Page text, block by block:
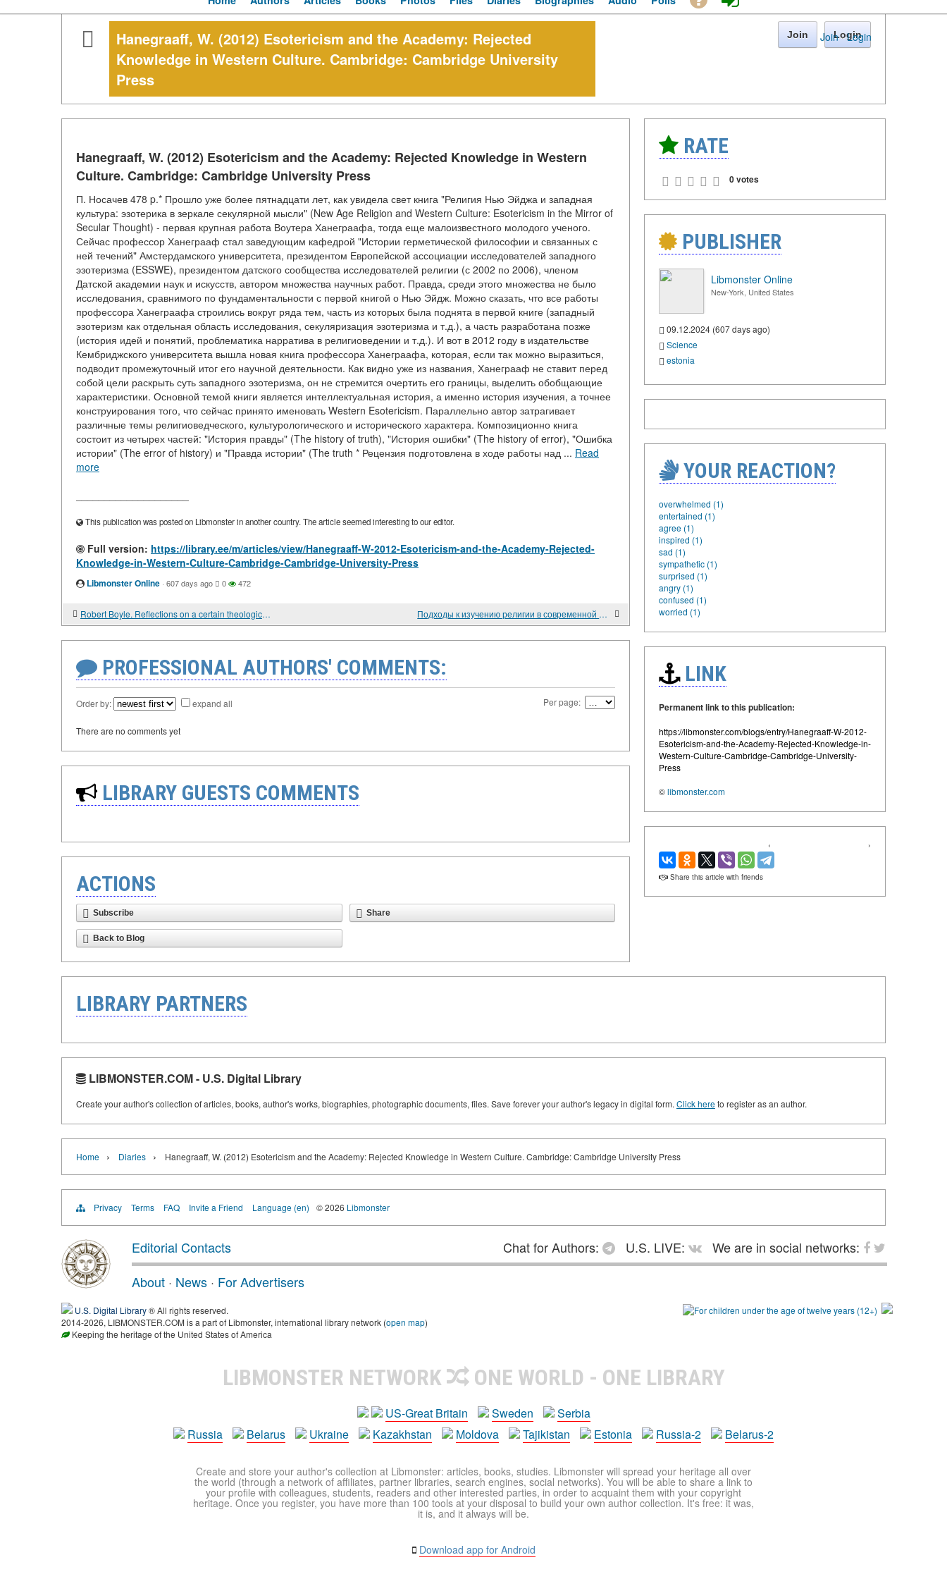
Join · Login
Hanegraaff, W. (2012) Esotericism and the Academy: Rejected
Knowledge in Western Culture. Cambridge: Cambridge University
Press
Join Login
Hanegraaff, W. (2012) Esotericism and the Academy: Rejected Knowledge in Western
Culture. Cambridge: Cambridge University Press
П. Носачев 478 p.* Прошло уже более пятнадцати лет, как увидела свет книга "Религия Нью Эйджа и западная
культура: эзотерика в зеркале секулярной мысли" (New Age Religion and Western Culture: Esotericism in the Mirror of
Secular Thought) - первая крупная работа Воутера Ханеграафа, тогда еще малоизвестного молодого ученого.
Сейчас профессор Ханеграаф стал заведующим кафедрой "Истории герметической философии и связанных с
ней течений" Амстердамского университета, президентом Европейской ассоциации исследователей западного
эзотеризма (ESSWE), президентом датского сообщества исследователей религии (с 2002 по 2006), членом
Датской академии наук и искусств, автором множества научных работ. Правда, среди этого множества не было
исследования, сравнимого по фундаментальности с первой книгой о Нью Эйдж. Можно сказать, что все работы
профессора Ханеграафа строились вокруг ряда тем, часть из которых была поднята в первой книге (западный
эзотеризм как отдельная область исследования, секуляризация эзотеризма и т.д.), а часть разработана позже
(история идей и понятий, проблематика нарратива в религиоведении и т.д.). И вот в 2012 году в издательстве
Кембриджского университета вышла новая книга профессора Ханеграафа, которая, если так можно выразиться,
подводит промежуточный итог его научной деятельности. Как видно уже из названия, Ханеграаф не ставит перед
собой цели раскрыть суть западного эзотеризма, он не стремится очертить его границы, выделить обобщающие
характеристики. Основной темой книги является интеллектуальная история, а именно история изучения, а точнее
конструирования того, что сейчас принято именовать Western Esotericism. Параллельно автор затрагивает
различные темы религиоведческого, культурологического и исторического характера. Композиционно книга
состоит из четырех частей: "История правды" (The history of truth), "История ошибки" (The history of error), "Ошибка
истории" (The error of history) и "Правда истории" (The truth * Рецензия подготовлена в ходе работы над ... Read
more
This publication was posted on Libmonster in another country. The article seemed interesting to our editor.
Full version: https://library.ee/m/articles/view/Hanegraaff-W-2012-Esotericism-and-the-Academy-Rejected-
Knowledge-in-Western-Culture-Cambridge-Cambridge-University-Press
Libmonster Online · 607 days ago 0 472
Robert Boyle. Reflections on a certain theological distinction, according to which it is said that certain dogmas of faith are above reason, but not contrary to reason Подходы к изучению религии в современной эволюционной психологии
PROFESSIONAL AUTHORS' COMMENTS:
Order by: expand all Per page:
There are no comments yet
LIBRARY GUESTS COMMENTS
ACTIONS
Subscribe Share
Back to Blog
RATE
0 votes
PUBLISHER
Libmonster Online
New-York, United States
09.12.2024 (607 days ago)
Science
estonia
YOUR REACTION?
overwhelmed (1)
entertained (1)
agree (1)
inspired (1)
sad (1)
sympathetic (1)
surprised (1)
angry (1)
confused (1)
worried (1)
LINK
Permanent link to this publication:
https://libmonster.com/blogs/entry/Hanegraaff-W-2012-
Esotericism-and-the-Academy-Rejected-Knowledge-in-
Western-Culture-Cambridge-Cambridge-University-
Press
©libmonster.com
‹ ›
Share this article with friends
LIBRARY PARTNERS
LIBMONSTER.COM - U.S. Digital Library
Create your author's collection of articles, books, author's works, biographies, photographic documents, files. Save forever your author's legacy in digital form. Click hereto register as an author.
Home › Diaries › Hanegraaff, W. (2012) Esotericism and the Academy: Rejected Knowledge in Western Culture. Cambridge: Cambridge University Press
Privacy Terms FAQ Invite a Friend Language (en) © 2026 Libmonster
Editorial Contacts Chat for Authors: U.S. LIVE:
We are in social networks:
About · News · For Advertisers
U.S. Digital Library® All rights reserved.
2014-2026, LIBMONSTER.COM is a part of Libmonster, international library network (open map)
Keeping the heritage of the United States of America
LIBMONSTER NETWORK ONE WORLD - ONE LIBRARY
US-Great Britain Sweden
Serbia
Russia
Belarus Ukraine Kazakhstan Moldova Tajikistan Estonia Russia-2 Belarus-2
Create and store your author's collection at Libmonster: articles, books, studies. Libmonster will spread your heritage all over
the world (through a network of affiliates, partner libraries, search engines, social networks). You will be able to share a link to
your profile with colleagues, students, readers and other interested parties, in order to acquaint them with your copyright
heritage. Once you register, you have more than 100 tools at your disposal to build your own author collection. It's free: it was,
it is, and it always will be.
Download app for Android